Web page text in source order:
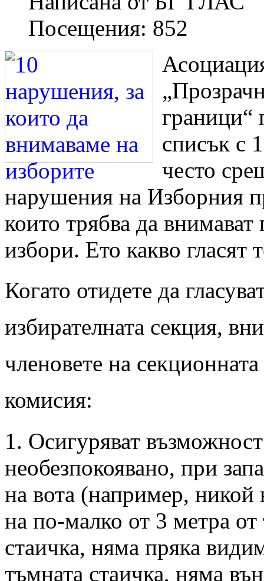
Посещения: 852
граници“
списък с
често
нарушения на Изборния
които трябва да
избори. Ето какво гласят
Когато отидете да
избирателната секция,
членовете на
комисия:
1. Осигуряват възможност
необезпокоявано, при
на вота (например, никой
на по-малко от 3 метра от
стаичка, няма пряка
тъмната стаичка, няма